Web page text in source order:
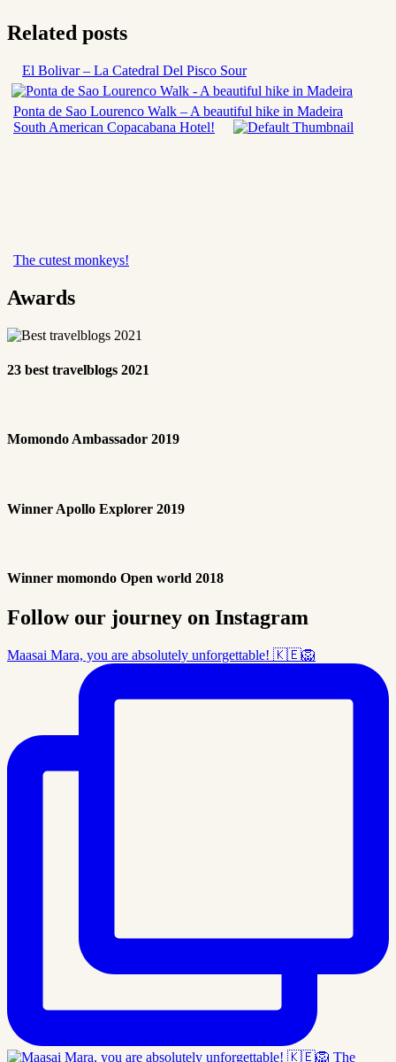
Related posts
El Bolivar – La Catedral Del Pisco Sour
Ponta de Sao Lourenco Walk – A beautiful hike in Madeira
South American Copacabana Hotel!
The cutest monkeys!
Awards
23 best travelblogs 2021
Momondo Ambassador 2019
Winner Apollo Explorer 2019
Winner momondo Open world 2018
Follow our journey on Instagram
Maasai Mara, you are absolutely unforgettable! 🇰🇪🦁